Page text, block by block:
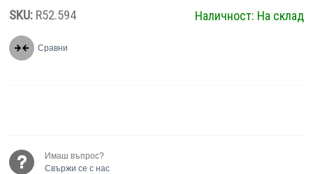
SKU: R52.594 Наличност: На склад
Сравни
Имаш въпрос?
Свържи се с нас